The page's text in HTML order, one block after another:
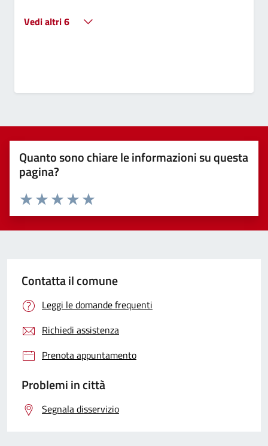
Vedi altri 6
Quanto sono chiare le informazioni su questa
pagina?
Valuta 5 stelle su 5
Valuta 4 stelle su 5
Valuta 3 stelle su 5
Valuta 2 stelle su 5
Valuta 1 stelle su 5
Contatta il comune
Leggi le domande frequenti
Richiedi assistenza
Prenota appuntamento
Problemi in città
Segnala disservizio